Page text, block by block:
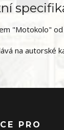
"Motokolo" od
na autorské
PRO